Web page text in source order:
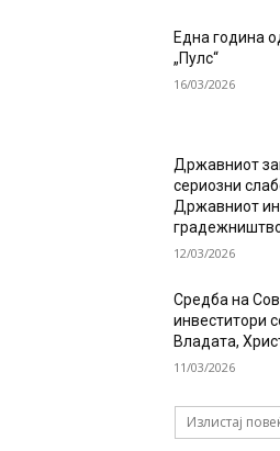
Една година
„Пулс“
16/03/2026
Државниот
сериозни
Државниот
12/03/2026
Средба на
инвеститори
Владата,
11/03/2026
Излистај